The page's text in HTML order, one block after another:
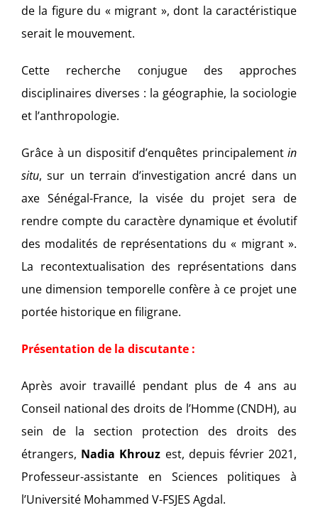
de la figure du « migrant », dont la caractéristique
serait le mouvement.
Cette recherche conjugue des approches
disciplinaires diverses : la géographie, la sociologie
et l’anthropologie.
Grâce à un dispositif d’enquêtes principalement in
situ, sur un terrain d’investigation ancré dans un
axe Sénégal-France, la visée du projet sera de
rendre compte du caractère dynamique et évolutif
des modalités de représentations du « migrant ».
La recontextualisation des représentations dans
une dimension temporelle confère à ce projet une
portée historique en filigrane.
Présentation de la discutante :
Après avoir travaillé pendant plus de 4 ans au
Conseil national des droits de l’Homme (CNDH), au
sein de la section protection des droits des
étrangers, Nadia Khrouz est, depuis février 2021,
Professeur-assistante en Sciences politiques à
l’Université Mohammed V-FSJES Agdal.